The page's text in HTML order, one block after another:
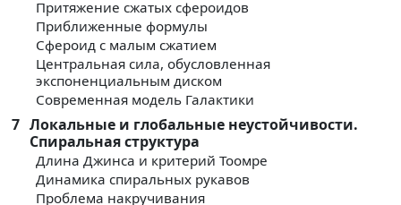
Притяжение сжатых сфероидов
Приближенные формулы
Сфероид с малым сжатием
Центральная сила, обусловленная
экспоненциальным диском
Современная модель Галактики
7 Локальные и глобальные неустойчивости.
Спиральная структура
Длина Джинса и критерий Тоомре
Динамика спиральных рукавов
Проблема накручивания